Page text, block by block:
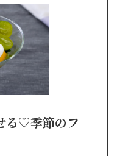
る♡季節のフ